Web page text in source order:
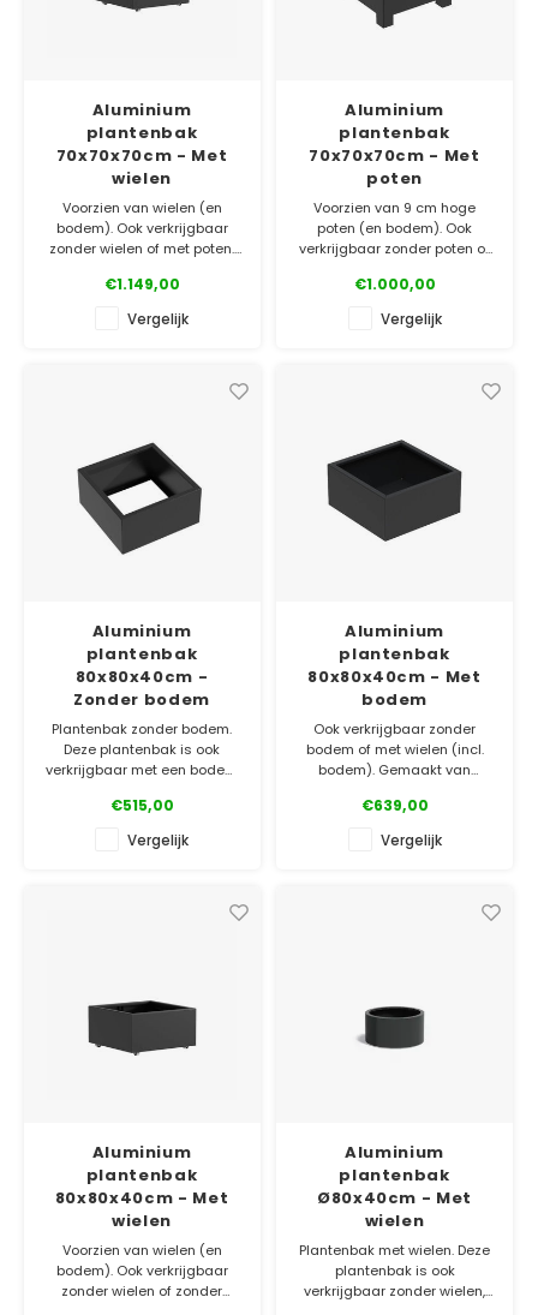
Aluminium
plantenbak
70x70x70cm - Met
wielen
Voorzien van wielen (en
bodem). Ook verkrijgbaar
zonder wielen of met poten.
aluminium. Bestel
gemakkelijk online!
€1.149,00
Vergelijk
Aluminium
plantenbak
70x70x70cm - Met
poten
Voorzien van 9 cm hoge
poten (en bodem). Ook
verkrijgbaar zonder poten of
topkwaliteit aluminium. Bestel
gemakkelijk online!
€1.000,00
Vergelijk
Aluminium
plantenbak
80x80x40cm -
Zonder bodem
Plantenbak zonder bodem.
Deze plantenbak is ook
verkrijgbaar met een bodem
Maatwerk op aanvraag.
Gemaakt van topkwaliteit
aluminium.
✓ Gratis bezorgd v.a. €500
€515,00
Vergelijk
Aluminium
plantenbak
80x80x40cm - Met
bodem
Ook verkrijgbaar zonder
bodem of met wielen (incl.
bodem). Gemaakt van
gemakkelijk online!
✓ Laagste prijsgarantie
€639,00
Vergelijk
Aluminium
plantenbak
80x80x40cm - Met
wielen
Voorzien van wielen (en
bodem). Ook verkrijgbaar
zonder wielen of zonder
Aluminium
plantenbak
Ø80x40cm - Met
wielen
Plantenbak met wielen. Deze
plantenbak is ook
verkrijgbaar zonder wielen,